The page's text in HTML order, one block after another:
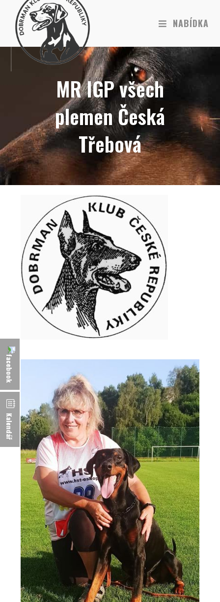
NABÍDKA
MR IGP všech
plemen Česká
Třebová
Kalendář